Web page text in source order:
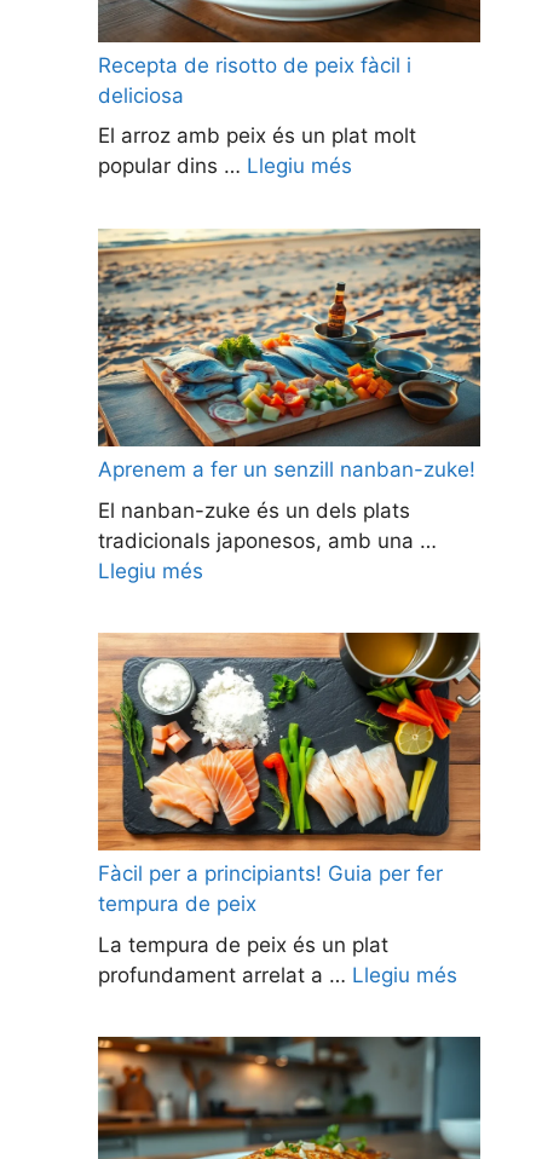
Recepta de risotto de peix fàcil i
deliciosa
El arroz amb peix és un plat molt
popular dins … Llegiu més
Aprenem a fer un senzill nanban-zuke!
El nanban-zuke és un dels plats
tradicionals japonesos, amb una …
Llegiu més
Fàcil per a principiants! Guia per fer
tempura de peix
La tempura de peix és un plat
profundament arrelat a … Llegiu més